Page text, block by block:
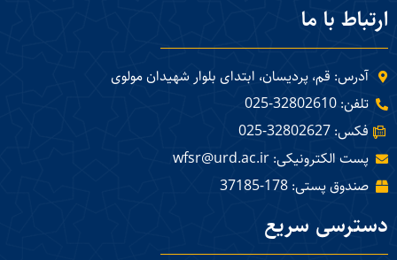
ارتباط با ما
آدرس: قم، پردیسان، ابتدای بلوار شهیدان مولوی
تلفن: 32802610-025
فکس: 32802627-025
پست الکترونیکی: wfsr@urd.ac.ir
صندوق پستی: 178-37185
دسترسی سریع